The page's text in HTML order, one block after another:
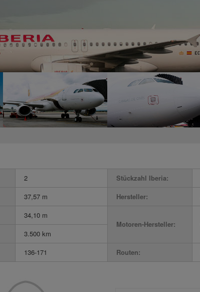
2 Stückzahl Iberia:
37,57 m Hersteller:
34,10 m
Motoren-Hersteller:
3.500 km
136-171 Routen: